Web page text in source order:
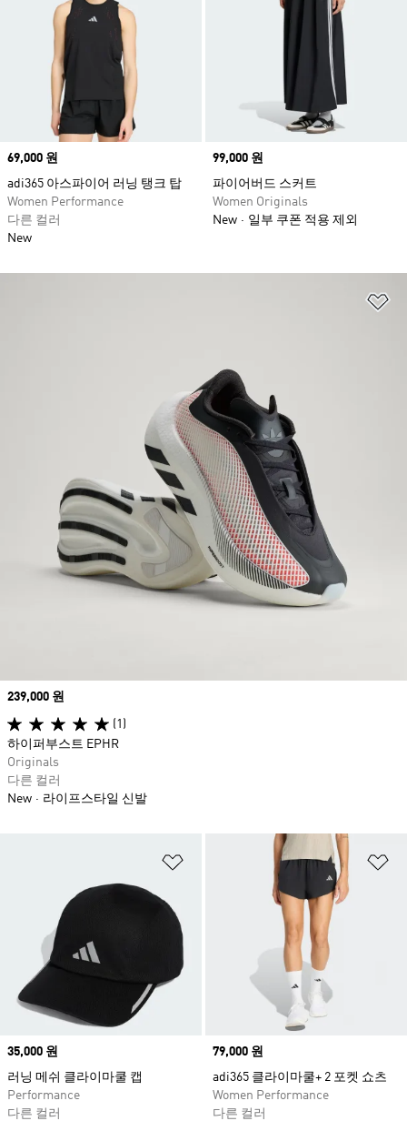
Price
69,000 원
adi365 아스파이어 러닝 탱크 탑
Women Performance
다른 컬러
New
Price
99,000 원
파이어버드 스커트
Women Originals
New
일부 쿠폰 적용 제외
위시리스트 담기
Price
35,000 원
러닝 메쉬 클라이마쿨 캡
Performance
다른 컬러
Price
79,000 원
adi365 클라이마쿨+ 2 포켓 쇼츠
Women Performance
다른 컬러
Price
239,000 원
(1)
하이퍼부스트 EPHR
Originals
다른 컬러
New
라이프스타일 신발